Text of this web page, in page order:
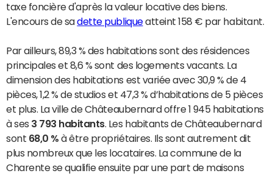
taxe foncière d'après la valeur locative des biens.
L'encours de sadette publiqueatteint 158 € par habitant.
Par ailleurs, 89,3 % des habitations sont des résidences
principales et 8,6 % sont des logements vacants. La
dimension des habitations est variée avec 30,9 % de 4
pièces, 1,2 % de studios et 47,3 % d’habitations de 5 pièces
et plus. La ville de Châteaubernard offre 1 945 habitations
à ses 3 793 habitants. Les habitants de Châteaubernard
sont 68,0 % à être propriétaires. Ils sont autrement dit
plus nombreux que les locataires. La commune de la
Charente se qualifie ensuite par une part de maisons